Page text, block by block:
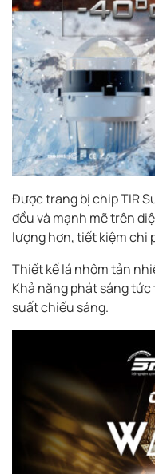
Được trang bị chip TIR
đều và mạnh mẽ trên
lượng hơn, tiết kiệm chi
Thiết kế lá nhôm tản
Khả năng phát sáng
suất chiếu sáng.